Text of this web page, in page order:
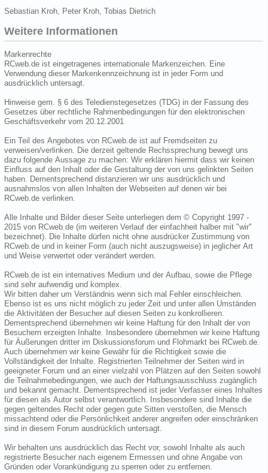
Sebastian Kroh, Peter Kroh, Tobias Dietrich
Weitere Informationen
Markenrechte
RCweb.de ist eingetragenes internationale Markenzeichen. Eine
Verwendung dieser Markenkennzeichnung ist in jeder Form und
ausdrücklich untersagt.
Hinweise gem. § 6 des Teledienstegesetzes (TDG) in der Fassung des
Gesetzes über rechtliche Rahmenbedingungen für den elektronischen
Geschäftsverkehr vom 20.12.2001
Ein Teil des Angebotes von RCweb.de ist auf Fremdseiten zu
verweisen/verlinken. Die derzeit geltende Rechssprechung bewegt uns
dazu folgende Aussage zu machen: Wir erklären hiermit dass wir keinen
Einfluss auf den Inhalt oder die Gestaltung der von uns gelinkten Seiten
haben. Dementsprechend distanzieren wir uns ausdrücklich und
ausnahmslos von allen Inhalten der Webseiten auf denen wir bei
RCweb.de verlinken.
Alle Inhalte und Bilder dieser Seite unterliegen dem © Copyright 1997 -
2015 von RCweb.de (im weiteren Verlauf der einfachheit halber mit "wir"
bezeichnet). Die Inhalte dürfen nicht ohne ausdrücker Zustimmung von
RCweb.de und in keiner Form (auch nicht auszugsweise) in jeglicher Art
und Weise verwertet oder verändert werden.
RCweb.de ist ein internatives Medium und der Aufbau, sowie die Pflege
sind sehr aufwendig und komplex.
Wir bitten daher um Verständnis wenn sich mal Fehler einschleichen.
Ebenso ist es uns nicht möglich zu jeder Zeit und unter allen Umständen
die Aktivitäten der Besucher auf diesen Seiten zu konkrollieren.
Dementsprechend übernehmen wir keine Haftung für den Inhalt der von
Besuchern erzeigten Inhalte. Insbesondere übernehmen wir keine Haftung
für Äußerungen dritter im Diskussionsforum und Flohmarkt bei RCweb.de.
Auch übernehmen wir keine Gewähr für die Richtigkeit sowie die
Vollständigkeit der Inhalte. Registrierten Teilnehmer der Seiten wird in
geeigneter Forum und an einer vielzahl von Plätzen auf den Seiten sowohl
die Teilnahmebedingungen, wie auch der Haftungsausschluss zugänglich
und bekannt gemacht. Dementsprechend ist jeder Verfasser eines Inhaltes
für diesen als Autor selbst verantwortlich. Insbesondere sind Inhalte die
gegen geltendes Recht oder gegen gute Sitten verstoßen, die Mensch
missachtend oder die Persönlichkeit anderer angreifen oder einschränken
sind in diesem Forum ausdrücklich untersagt.
Wir behalten uns ausdrücklich das Recht vor, sowohl Inhalte als auch
registrierte Besucher nach eigenem Ermessen und ohne Angabe von
Gründen oder Vorankündigung zu sperren oder zu entfernen.